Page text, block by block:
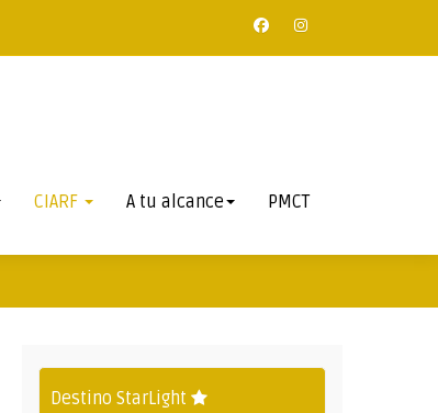
CIARF A tu alcance PMCT
Destino StarLight